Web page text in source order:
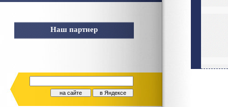
Наш партнер